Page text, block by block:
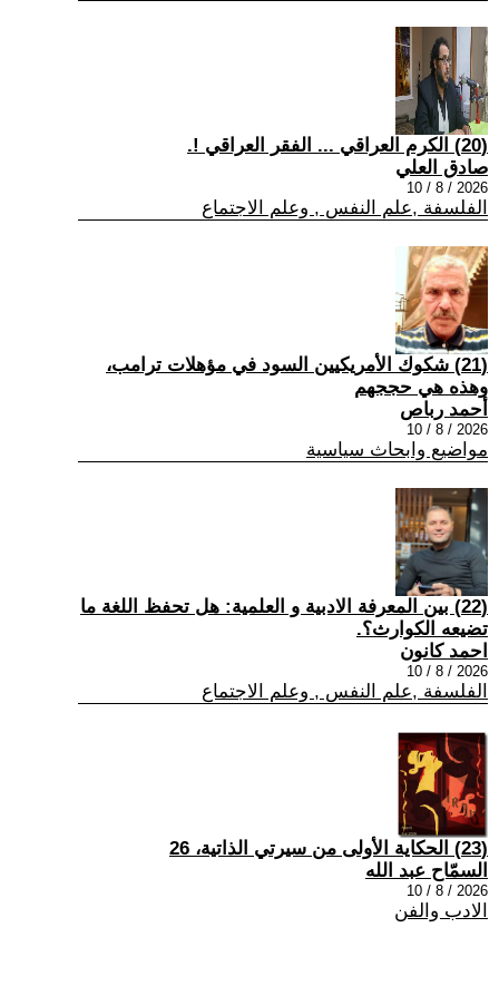
(20) الكرم العراقي ... الفقر العراقي !.
صادق العلي
2026 / 8 / 10
الفلسفة ,علم النفس , وعلم الاجتماع
(21) شكوك الأمريكيين السود في مؤهلات ترامب،
وهذه هي حججهم
أحمد رباص
2026 / 8 / 10
مواضيع وابحاث سياسية
(22) بين المعرفة الادبية و العلمية: هل تحفظ اللغة ما
تضيعه الكوارث؟.
احمد كانون
2026 / 8 / 10
الفلسفة ,علم النفس , وعلم الاجتماع
(23) الحكاية الأولى من سيرتي الذاتية، 26
السمّاح عبد الله
2026 / 8 / 10
الادب والفن